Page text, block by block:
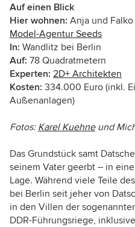
Auf einen Blick
Hier wohnen: Anja und
Model-Agentur Seeds
In: Wandlitz bei Berlin
Auf: 78 Quadratmetern
Experten: 2D+ Architekten
Kosten: 334.000 Euro (inkl.
Außenanlagen)
Fotos: Karel Kuehneund
Das Grundstück samt
seinem Vater geerbt – in
Lage. Während viele Teile
bei Berlin seit jeher von
in den Villen der
DDR-Führungsriege,